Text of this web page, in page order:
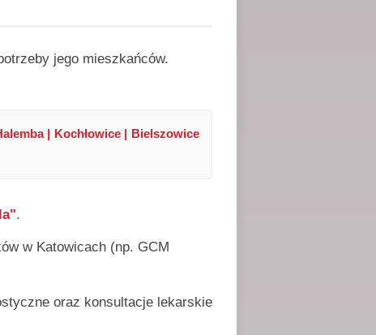
jego mieszkańców.
| Kochłowice | Bielszowice
.
w Katowicach (np. GCM
oraz konsultacje lekarskie